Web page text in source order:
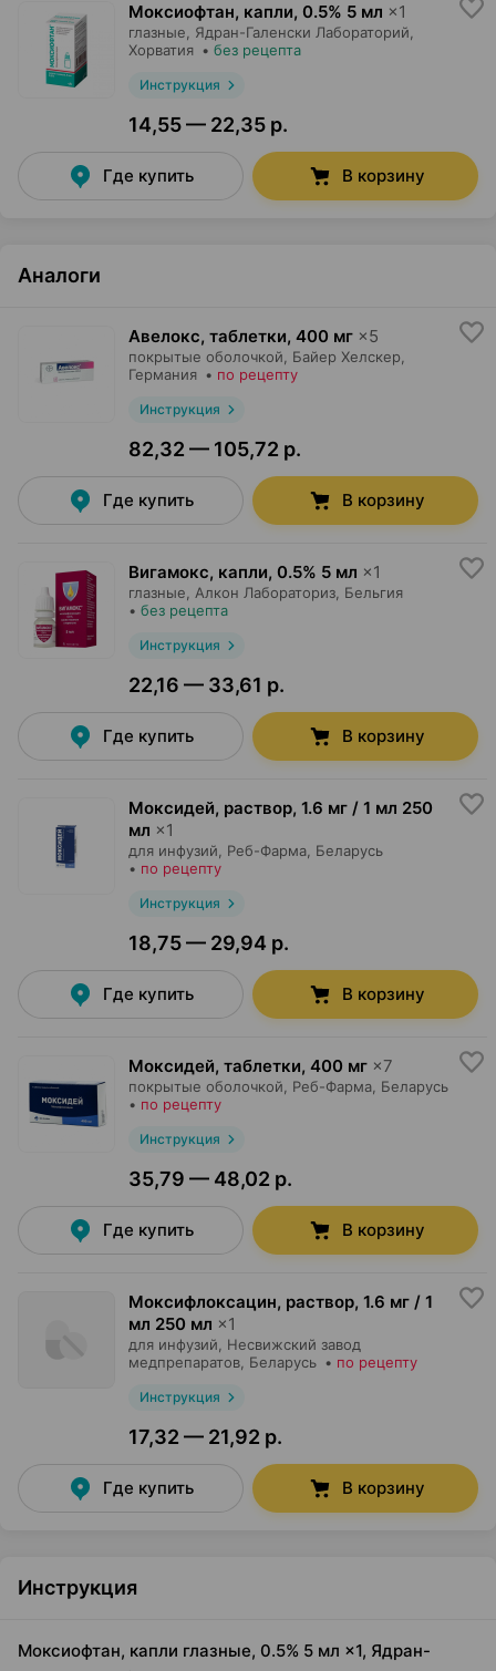
Моксиофтан, капли, 0.5% 5 мл ×1
глазные, Ядран-Галенски Лабораторий
Хорватия • без рецепта
Инструкция
14,55 — 22,35 р.
Где купить В корзину
Аналоги
Авелокс, таблетки, 400 мг ×5
покрытые оболочкой, Байер Хелскер
Германия • по рецепту
Инструкция
82,32 — 105,72 р.
Где купить В корзину
Вигамокс, капли, 0.5% 5 мл ×1
глазные, Алкон Лабораториз , Бельгия
• без рецепта
Инструкция
22,16 — 33,61 р.
Где купить В корзину
Моксидей, раствор, 1.6 мг / 1 мл 250
мл ×1
для инфузий, Реб-Фарма , Беларусь
• по рецепту
Инструкция
18,75 — 29,94 р.
Где купить В корзину
Моксидей, таблетки, 400 мг ×7
покрытые оболочкой, Реб-Фарма , Беларусь
• по рецепту
Инструкция
35,79 — 48,02 р.
Где купить В корзину
Моксифлоксацин, раствор, 1.6 мг / 1
мл 250 мл ×1
для инфузий,
Несвижский завод
медпрепаратов , Беларусь • по рецепту
Инструкция
17,32 — 21,92 р.
Где купить В корзину
Инструкция
Моксиофтан, капли глазные, 0.5% 5 мл ×1, Ядран-